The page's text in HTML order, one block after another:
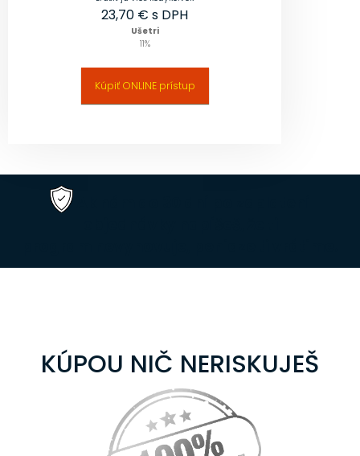
23,70 € s DPH
Ušetri
11%
Kúpiť ONLINE prístup
KÚPOU NIČ NERISKUJEŠ